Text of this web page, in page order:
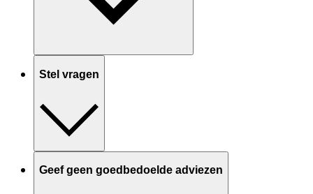
Stel vragen
Geef geen goedbedoelde adviezen